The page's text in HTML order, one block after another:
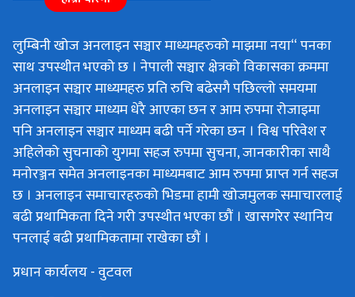
लुम्बिनी खोज अनलाइन सञ्चार माध्यमहरुको माझमा नया“ पनका
साथ उपस्थीत भएको छ । नेपाली सञ्चार क्षेत्रको विकासका क्रममा
अनलाइन सञ्चार माध्यमहरु प्रति रुचि बढेसगै पछिल्लो समयमा
अनलाइन सञ्चार माध्यम धेरै आएका छन र आम रुपमा रोजाइमा
पनि अनलाइन सञ्चार माध्यम बढी पर्ने गरेका छन । विश्व परिवेश र
अहिलेको सुचनाको युगमा सहज रुपमा सुचना, जानकारीका साथै
मनोरञ्जन समेत अनलाइनका माध्यमबाट आम रुपमा प्राप्त गर्न सहज
छ । अनलाइन समाचारहरुको भिडमा हामी खोजमुलक समाचारलाई
बढी प्रथामिकता दिने गरी उपस्थीत भएका छौं । खासगरेर स्थानिय
पनलाई बढी प्रथामिकतामा राखेका छौं ।
प्रधान कार्यलय - वुटवल